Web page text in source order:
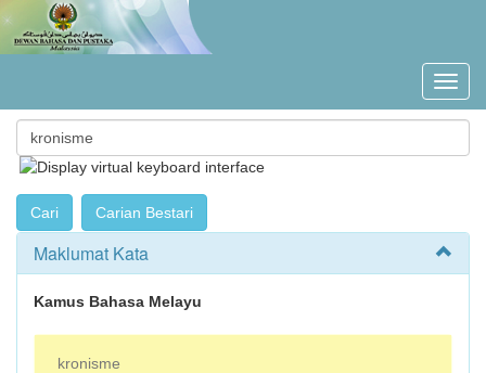
Maklumat Kata
Kamus Bahasa Melayu
kronisme